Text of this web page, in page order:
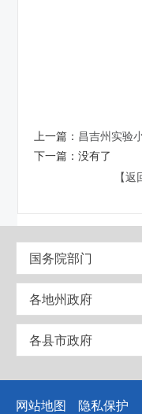
上一篇： 昌吉州实验
下一篇：没有了
【返
国务院部门
各地州政府
各县市政府
网站地图 隐私保护